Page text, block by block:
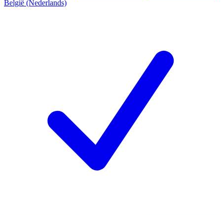
België (Nederlands)